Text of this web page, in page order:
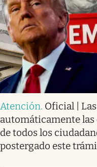
Atención. Oficial |
automáticamente las
de todos los
postergado este